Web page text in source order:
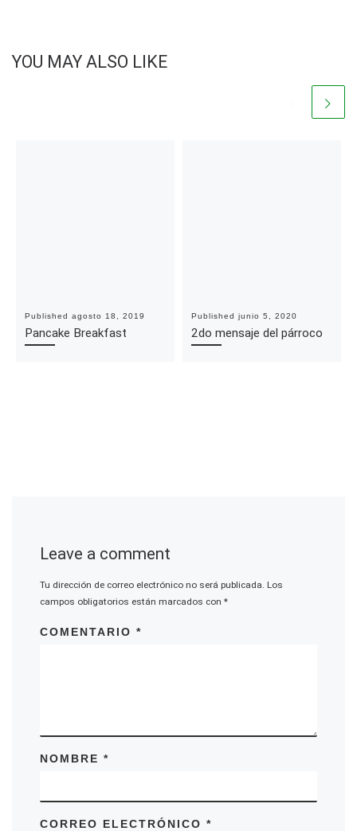
YOU MAY ALSO LIKE
Published agosto 18, 2019
Pancake Breakfast
Published junio 5, 2020
2do mensaje del párroco
Leave a comment
Tu dirección de correo electrónico no será publicada. Los
campos obligatorios están marcados con*
COMENTARIO*
NOMBRE*
CORREO ELECTRÓNICO*